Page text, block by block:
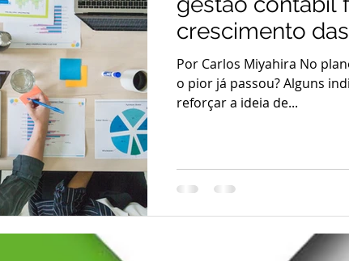
crescimento
Por Carlos Miyahira No
o pior já passou? Alguns
reforçar a ideia de...